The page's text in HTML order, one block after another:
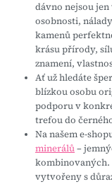
dávno nejsou
osobnosti,
kamenů
krásu přírody,
znamení,
Ať už hledáte
blízkou osobu
podporu v
trefou do
Na našem e-
minerálů–
kombinovaných.
vytvořeny s